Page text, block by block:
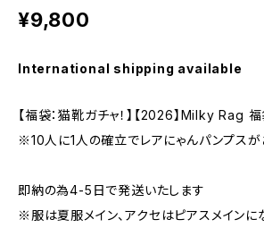
¥9,800
International shipping available
【福袋：猫靴ガチャ！】【2026】Milky Rag
※10人に1人の確立でレアにゃんパンプスが
即納の為4-5日で発送いたします
※服は夏服メイン、アクセはピアスメインに